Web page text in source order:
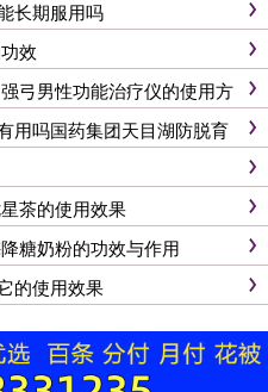
长期服用吗
效
弓男性功能治疗仪的使用方
用吗国药集团天目湖防脱育
茶的使用效果
糖奶粉的功效与作用
的使用效果